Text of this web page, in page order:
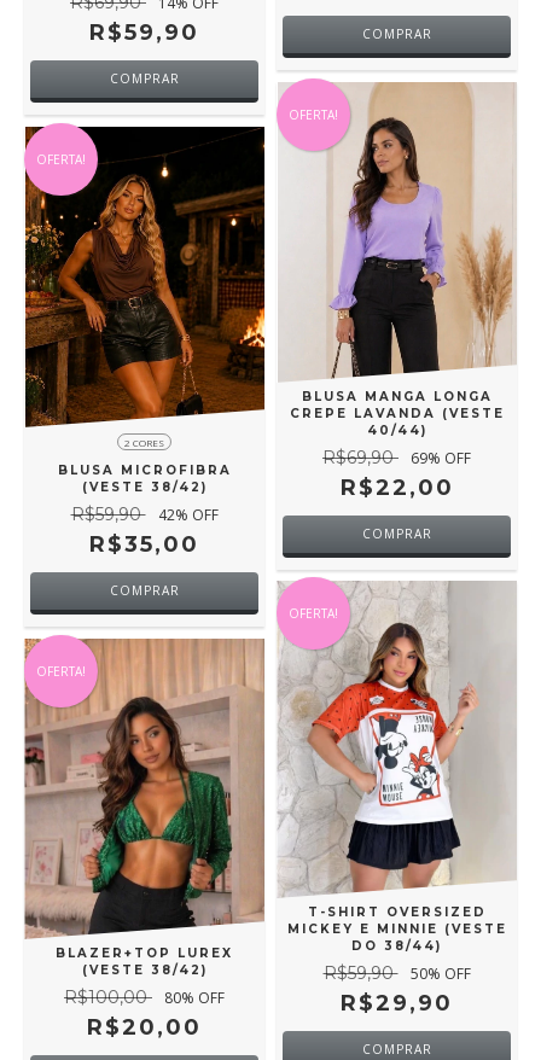
R$59,90 COMPRAR
OFERTA!
2 CORES
BLUSA MICROFIBRA
(VESTE 38/42)
R$59,90 42% OFF
R$35,00
COMPRAR
OFERTA!
BLUSA MANGA LONGA
CREPE LAVANDA (VESTE
40/44)
R$69,90 69% OFF
R$22,00
COMPRAR
OFERTA!
BLAZER+TOP LUREX
(VESTE 38/42)
R$100,00 80% OFF
R$20,00
OFERTA!
T-SHIRT OVERSIZED
MICKEY E MINNIE (VESTE
DO 38/44)
R$59,90 50% OFF
R$29,90
COMPRAR